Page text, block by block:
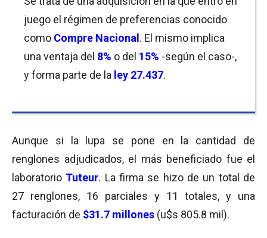
juego el régimen de preferencias conocido
como Compre Nacional . El mismo implica
una ventaja del 8% o del 15% -según el caso-,
y forma parte de la ley 27.437.
Aunque si la lupa se pone en la cantidad de
renglones adjudicados, el más beneficiado fue el
laboratorio Tuteur. La firma se hizo de un total de
27 renglones, 16 parciales y 11 totales, y una
facturación de $31.7 millones (u$s 805.8 mil).